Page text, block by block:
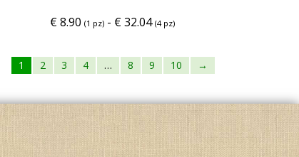
€8.90 (1 pz) - €32.04 (4 pz)
1 2 3 4 … 8 9 10 →